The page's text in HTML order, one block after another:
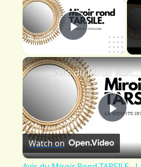
Play
Play
Avis du Miroir Rond TARSILE - La Redoute
Watch on